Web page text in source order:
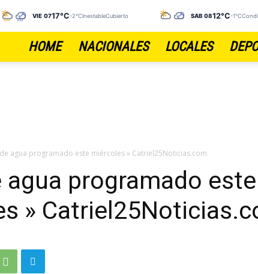
VIE 0717°C-2°CInestableCubierto SÁB 0812°C-1°C
HOME NACIONALES LOCALES
agua programado este miércoles » Catriel25Noticias.com
agua programado este
»